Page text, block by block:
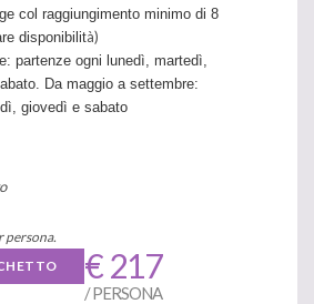
col raggiungimento minimo di 8
disponibilità)
partenze ogni lunedì, martedì,
Da maggio a settembre:
giovedì e sabato
persona.
€ 217
/ PERSONA